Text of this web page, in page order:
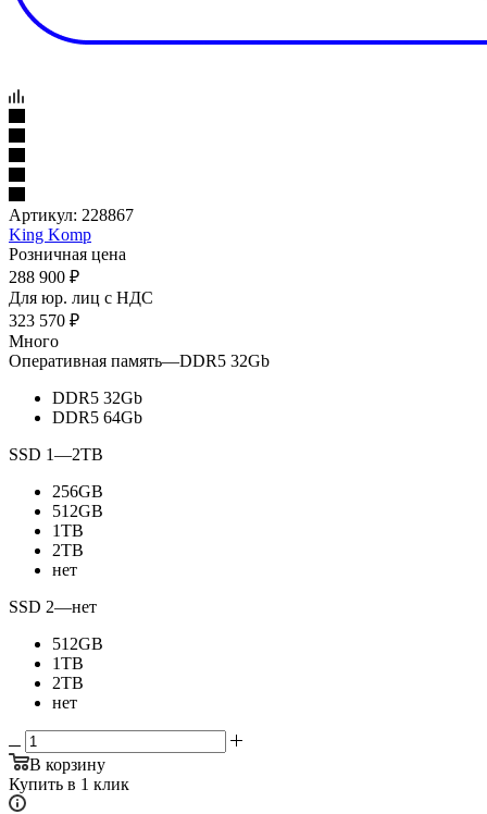
Артикул: 228867
King Komp
Розничная цена
288 900 ₽
Для юр. лиц c НДС
323 570 ₽
Много
Оперативная память—DDR5 32Gb
DDR5 32Gb
DDR5 64Gb
SSD 1—2TB
256GB
512GB
1TB
2TB
нет
SSD 2—нет
512GB
1TB
2TB
нет
В корзину
Купить в 1 клик